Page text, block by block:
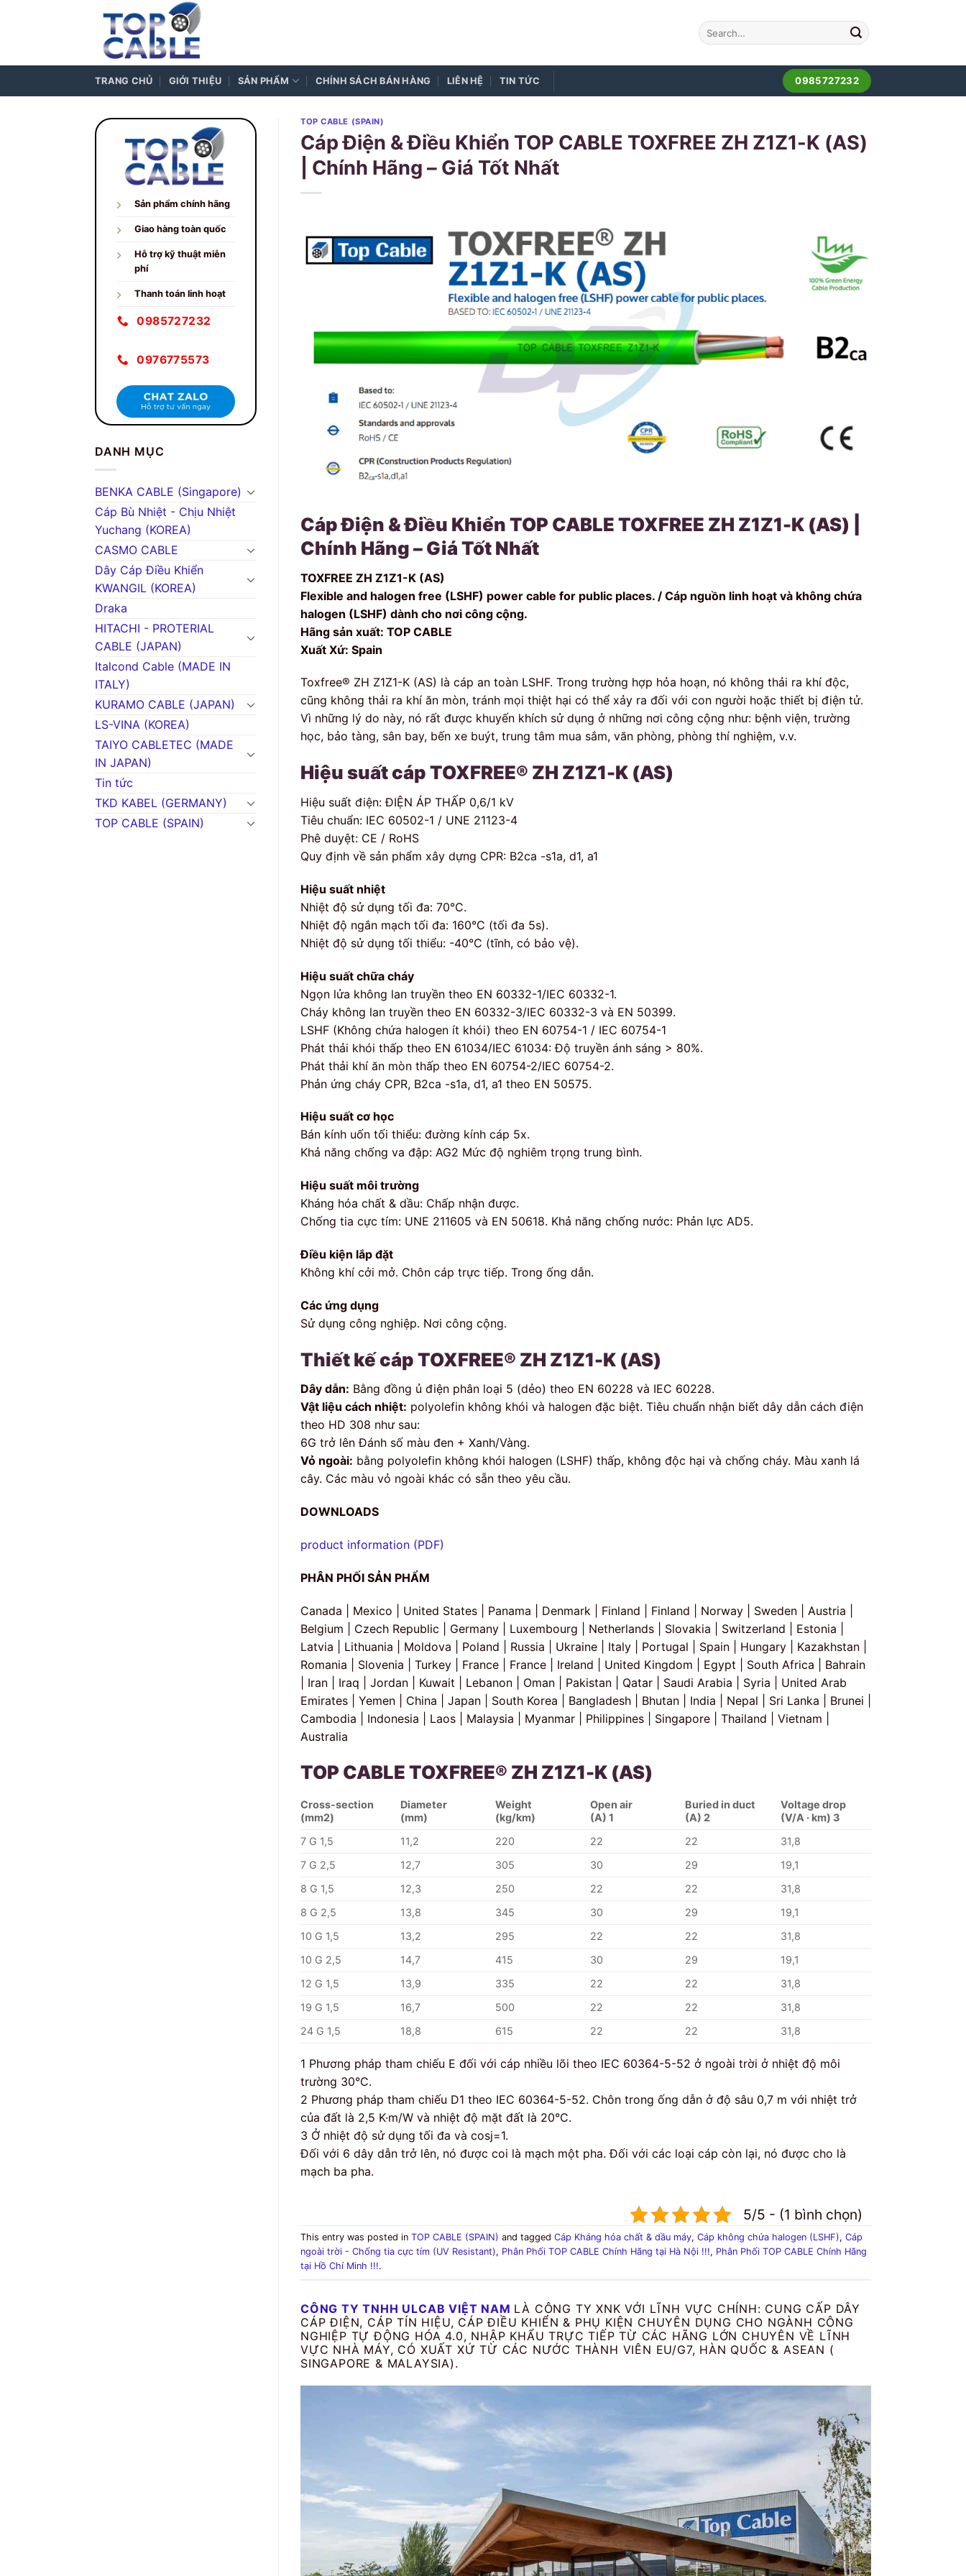
TRANG CHỦ GIỚI THIỆU SẢN PHẨM CHÍNH SÁCH BÁN HÀNG LIÊN HỆ TIN TỨC 0985727232
Sản phẩm chính hãng
Giao hàng toàn quốc
Hỗ trợ kỹ thuật miễn
phí
Thanh toán linh hoạt
0985727232
0976775573
DANH MỤC
BENKA CABLE (Singapore)
Cáp Bù Nhiệt - Chịu Nhiệt
Yuchang (KOREA)
CASMO CABLE
Dây Cáp Điều Khiển
KWANGIL (KOREA)
Draka
HITACHI - PROTERIAL
CABLE (JAPAN)
Italcond Cable (MADE IN
ITALY)
KURAMO CABLE (JAPAN)
LS-VINA (KOREA)
TAIYO CABLETEC (MADE
IN JAPAN)
Tin tức
TKD KABEL (GERMANY)
TOP CABLE (SPAIN)
TOP CABLE (SPAIN)
Cáp Điện & Điều Khiển TOP CABLE TOXFREE ZH Z1Z1-K (AS)
| Chính Hãng – Giá Tốt Nhất
Cáp Điện & Điều Khiển TOP CABLE TOXFREE ZH Z1Z1-K (AS) |
Chính Hãng – Giá Tốt Nhất
TOXFREE ZH Z1Z1-K (AS)
Flexible and halogen free (LSHF) power cable for public places. / Cáp nguồn linh hoạt và không chứa
halogen (LSHF) dành cho nơi công cộng.
Hãng sản xuất: TOP CABLE
Xuất Xứ: Spain
Toxfree® ZH Z1Z1-K (AS) là cáp an toàn LSHF. Trong trường hợp hỏa hoạn, nó không thải ra khí độc,
cũng không thải ra khí ăn mòn, tránh mọi thiệt hại có thể xảy ra đối với con người hoặc thiết bị điện tử.
Vì những lý do này, nó rất được khuyến khích sử dụng ở những nơi công cộng như: bệnh viện, trường
học, bảo tàng, sân bay, bến xe buýt, trung tâm mua sắm, văn phòng, phòng thí nghiệm, v.v.
Hiệu suất cáp TOXFREE® ZH Z1Z1-K (AS)
Hiệu suất điện: ĐIỆN ÁP THẤP 0,6/1 kV
Tiêu chuẩn: IEC 60502-1 / UNE 21123-4
Phê duyệt: CE / RoHS
Quy định về sản phẩm xây dựng CPR: B2ca -s1a, d1, a1
Hiệu suất nhiệt
Nhiệt độ sử dụng tối đa: 70°C.
Nhiệt độ ngắn mạch tối đa: 160°C (tối đa 5s).
Nhiệt độ sử dụng tối thiểu: -40°C (tĩnh, có bảo vệ).
Hiệu suất chữa cháy
Ngọn lửa không lan truyền theo EN 60332-1/IEC 60332-1.
Cháy không lan truyền theo EN 60332-3/IEC 60332-3 và EN 50399.
LSHF (Không chứa halogen ít khói) theo EN 60754-1 / IEC 60754-1
Phát thải khói thấp theo EN 61034/IEC 61034: Độ truyền ánh sáng > 80%.
Phát thải khí ăn mòn thấp theo EN 60754-2/IEC 60754-2.
Phản ứng cháy CPR, B2ca -s1a, d1, a1 theo EN 50575.
Hiệu suất cơ học
Bán kính uốn tối thiểu: đường kính cáp 5x.
Khả năng chống va đập: AG2 Mức độ nghiêm trọng trung bình.
Hiệu suất môi trường
Kháng hóa chất & dầu: Chấp nhận được.
Chống tia cực tím: UNE 211605 và EN 50618. Khả năng chống nước: Phản lực AD5.
Điều kiện lắp đặt
Không khí cởi mở. Chôn cáp trực tiếp. Trong ống dẫn.
Các ứng dụng
Sử dụng công nghiệp. Nơi công cộng.
Thiết kế cáp TOXFREE® ZH Z1Z1-K (AS)
Dây dẫn: Bằng đồng ủ điện phân loại 5 (dẻo) theo EN 60228 và IEC 60228.
Vật liệu cách nhiệt: polyolefin không khói và halogen đặc biệt. Tiêu chuẩn nhận biết dây dẫn cách điện
theo HD 308 như sau:
6G trở lên Đánh số màu đen + Xanh/Vàng.
Vỏ ngoài: bằng polyolefin không khói halogen (LSHF) thấp, không độc hại và chống cháy. Màu xanh lá
cây. Các màu vỏ ngoài khác có sẵn theo yêu cầu.
DOWNLOADS
product information (PDF)
PHÂN PHỐI SẢN PHẨM
Canada | Mexico | United States | Panama | Denmark | Finland | Finland | Norway | Sweden | Austria |
Belgium | Czech Republic | Germany | Luxembourg | Netherlands | Slovakia | Switzerland | Estonia |
Latvia | Lithuania | Moldova | Poland | Russia | Ukraine | Italy | Portugal | Spain | Hungary | Kazakhstan |
Romania | Slovenia | Turkey | France | France | Ireland | United Kingdom | Egypt | South Africa | Bahrain
| Iran | Iraq | Jordan | Kuwait | Lebanon | Oman | Pakistan | Qatar | Saudi Arabia | Syria | United Arab
Emirates | Yemen | China | Japan | South Korea | Bangladesh | Bhutan | India | Nepal | Sri Lanka | Brunei |
Cambodia | Indonesia | Laos | Malaysia | Myanmar | Philippines | Singapore | Thailand | Vietnam |
Australia
TOP CABLETOXFREE® ZH Z1Z1-K (AS)
Cross-section
(mm2)
Diameter
(mm)
Weight
(kg/km)
Open air
(A) 1
Buried in duct
(A) 2
Voltage drop
(V/A · km) 3
7 G 1,5
11,2 220 22 22
31,8
7 G 2,5
12,7 305 30 29
19,1
8 G 1,5
12,3 250 22 22
31,8
8 G 2,5
13,8 345 30 29
19,1
10 G 1,5
13,2 295 22 22
31,8
10 G 2,5
14,7 415 30 29
19,1
12 G 1,5
13,9 335 22 22
31,8
19 G 1,5
16,7 500 22 22
31,8
24 G 1,5
18,8 615 22 22 31,8
1 Phương pháp tham chiếu E đối với cáp nhiều lõi theo IEC 60364-5-52 ở ngoài trời ở nhiệt độ môi
trường 30°C.
2 Phương pháp tham chiếu D1 theo IEC 60364-5-52. Chôn trong ống dẫn ở độ sâu 0,7 m với nhiệt trở
của đất là 2,5 K·m/W và nhiệt độ mặt đất là 20°C.
3 Ở nhiệt độ sử dụng tối đa và cosj=1.
Đối với 6 dây dẫn trở lên, nó được coi là mạch một pha. Đối với các loại cáp còn lại, nó được cho là
mạch ba pha.
5/5 - (1 bình chọn)
This entry was posted in TOP CABLE (SPAIN) and tagged Cáp Kháng hóa chất & dầu máy, Cáp không chứa halogen (LSHF), Cáp
ngoài trời - Chống tia cực tím (UV Resistant), Phân Phối TOP CABLE Chính Hãng tại Hà Nội !!!, Phân Phối TOP CABLE Chính Hãng
tại Hồ Chí Minh !!!.
CÔNG TY TNHH ULCAB VIỆT NAM LÀ CÔNG TY XNK VỚI LĨNH VỰC CHÍNH: CUNG CẤP DÂY
CÁP ĐIỆN, CÁP TÍN HIỆU, CÁP ĐIỀU KHIỂN & PHỤ KIỆN CHUYÊN DỤNG CHO NGÀNH CÔNG
NGHIỆP TỰ ĐỘNG HÓA 4.0, NHẬP KHẨU TRỰC TIẾP TỪ CÁC HÃNG LỚN CHUYÊN VỀ LĨNH
VỰC NHÀ MÁY, CÓ XUẤT XỨ TỪ CÁC NƯỚC THÀNH VIÊN EU/G7, HÀN QUỐC & ASEAN (
SINGAPORE & MALAYSIA).